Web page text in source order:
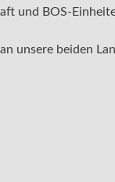
und BOS-
unsere beiden